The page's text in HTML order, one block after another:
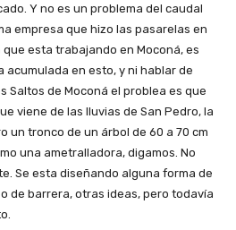
Y no es un problema del caudal
empresa que hizo las pasarelas en
esta trabajando en Moconá, es
en esto, y ni hablar de
Saltos de Moconá el problea es que
viene de las lluvias de San Pedro, la
un tronco de un árbol de 60 a 70 cm
una ametralladora, digamos. No
Se esta diseñando alguna forma de
de barrera, otras ideas, pero todavía